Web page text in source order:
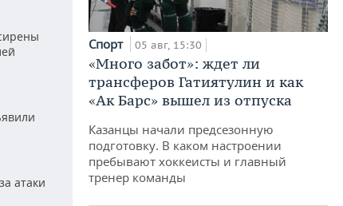
атаки
Спорт 05 авг, 15:30
«Много забот»: ждет ли
трансферов Гатиятулин и как
«Ак Барс» вышел из отпуска
Казанцы начали предсезонную
подготовку. В каком настроении
пребывают хоккеисты и главный
тренер команды